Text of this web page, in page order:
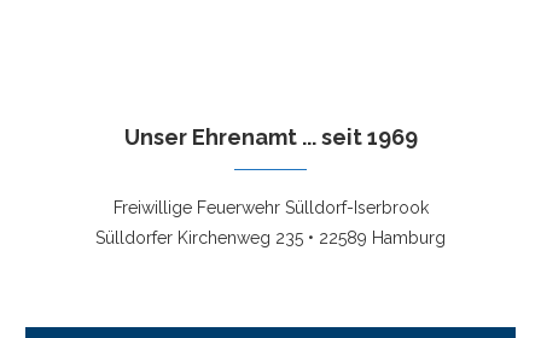
Unser Ehrenamt ... seit 1969
Freiwillige Feuerwehr Sülldorf-Iserbrook
Sülldorfer Kirchenweg 235 • 22589 Hamburg